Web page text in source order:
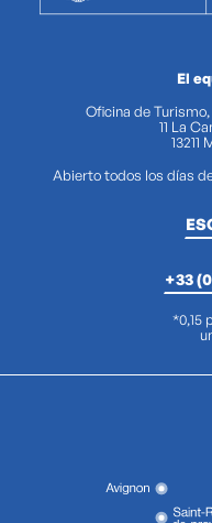
El
Oficina de
11 La
13211
Abierto todos los días
+33
*0,15